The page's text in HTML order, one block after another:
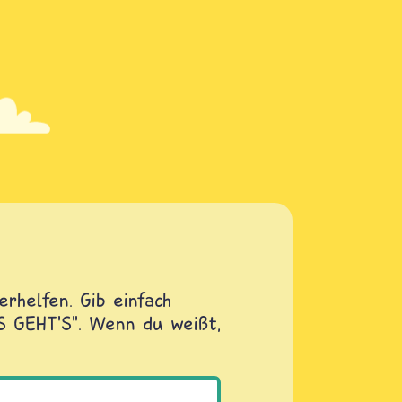
Gib einfach
Wenn du weißt,